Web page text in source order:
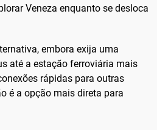
Veneza enquanto se desloca
embora exija uma
até a estação ferroviária mais
rápidas para outras
é a opção mais direta para